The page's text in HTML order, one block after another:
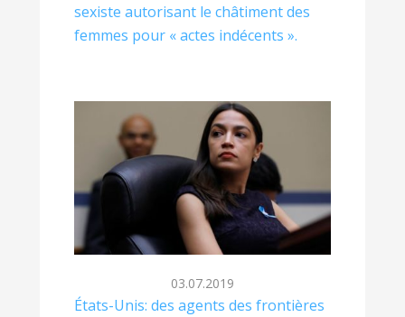
sexiste autorisant le châtiment des
femmes pour « actes indécents ».
03.07.2019
États-Unis: des agents des frontières